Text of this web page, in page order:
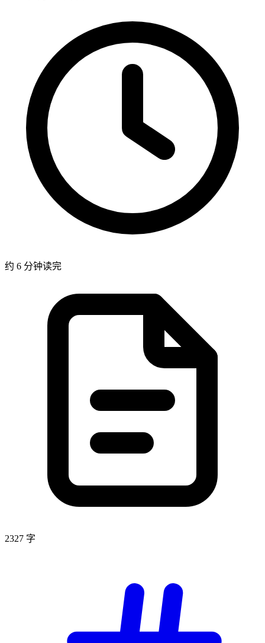
约 6 分钟读完
2327 字